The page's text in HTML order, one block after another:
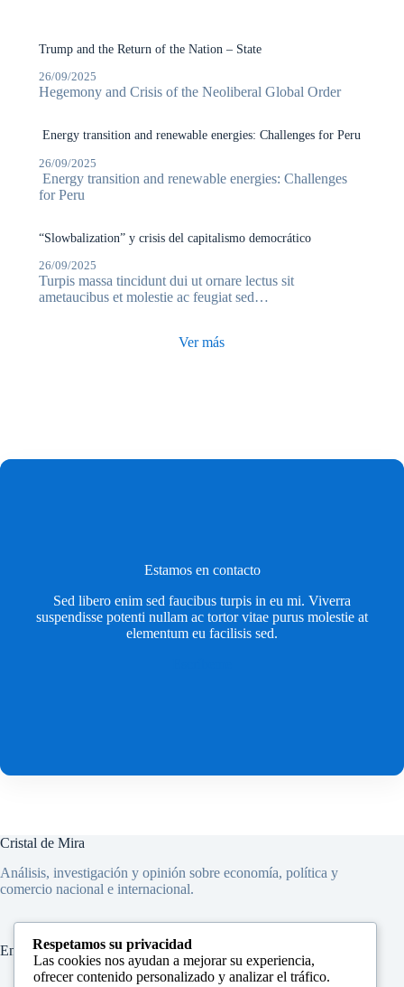
Trump and the Return of the Nation – State
26/09/2025
Hegemony and Crisis of the Neoliberal Global Order
Energy transition and renewable energies: Challenges for Peru
26/09/2025
Energy transition and renewable energies: Challenges
for Peru
“Slowbalization” y crisis del capitalismo democrático
26/09/2025
Turpis massa tincidunt dui ut ornare lectus sit
ametaucibus et molestie ac feugiat sed…
Ver más
Estamos en contacto
Sed libero enim sed faucibus turpis in eu mi. Viverra
suspendisse potenti nullam ac tortor vitae purus molestie at
elementum eu facilisis sed.
Cristal de Mira
Análisis, investigación y opinión sobre economía, política y
comercio nacional e internacional.
Enlaces
Inicio
Respetamos su privacidad
Las cookies nos ayudan a mejorar su experiencia,
ofrecer contenido personalizado y analizar el tráfico.